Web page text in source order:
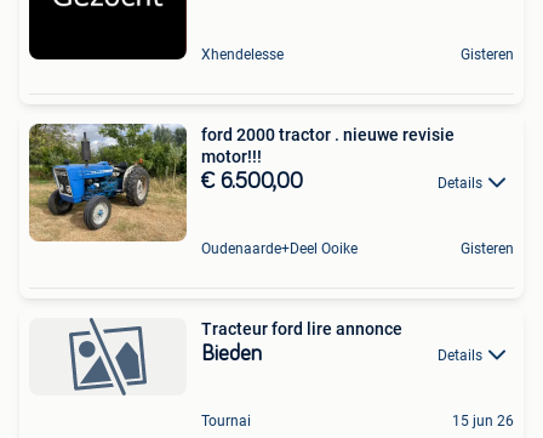
Xhendelesse Gisteren
ford 2000 tractor . nieuwe revisie
motor!!!
€ 6.500,00 Details
Oudenaarde+Deel Ooike Gisteren
Tracteur ford lire annonce
Bieden Details
Tournai 15 jun 26